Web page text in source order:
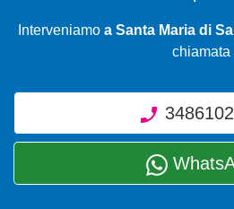
Interveniamo a Santa Maria di
chiamata